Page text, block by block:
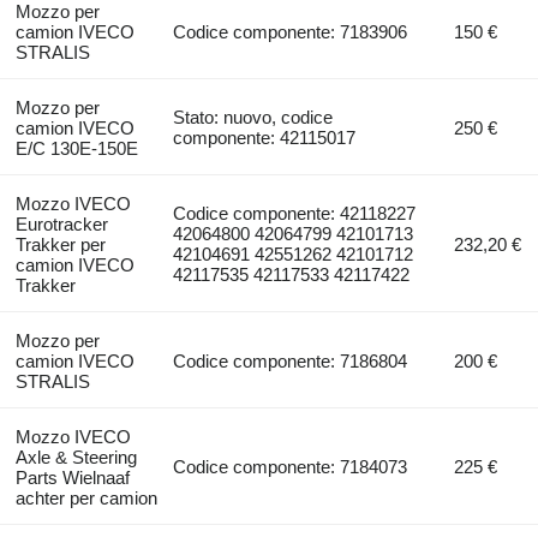
Mozzo per
camion IVECO
STRALIS
Codice componente: 7183906 150 €
Mozzo per
camion IVECO
E/C 130E-150E
Stato: nuovo, codice
componente: 42115017
250 €
Mozzo IVECO
Eurotracker
Trakker per
camion IVECO
Trakker
Codice componente: 42118227
42064800 42064799 42101713
42104691 42551262 42101712
42117535 42117533 42117422
232,20 €
Mozzo per
camion IVECO
STRALIS
Codice componente: 7186804 200 €
Mozzo IVECO
Axle & Steering
Parts Wielnaaf
achter per camion
Codice componente: 7184073 225 €